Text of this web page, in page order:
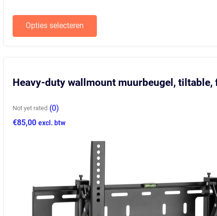
Opties selecteren
product
optie
gekozen
worden
op
Heavy-duty wallmount muurbeugel, tiltable,
Not yet rated (0)
€85,00 excl. btw